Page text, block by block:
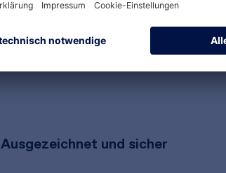
Alle Zahlungsarten
Ausgezeichnet und sicher